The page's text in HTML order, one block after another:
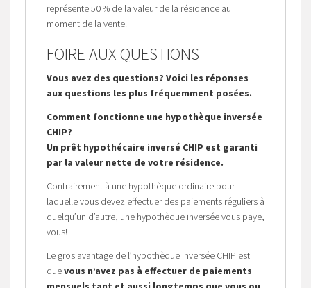
représente 50 % de la valeur de la résidence au
moment de la vente.
FOIRE AUX QUESTIONS
Vous avez des questions? Voici les réponses
aux questions les plus fréquemment posées.
Comment fonctionne une hypothèque inversée
CHIP?
Un prêt hypothécaire inversé CHIP est garanti
par la valeur nette de votre résidence.
Contrairement à une hypothèque ordinaire pour
laquelle vous devez effectuer des paiements réguliers à
quelqu’un d’autre, une hypothèque inversée vous paye,
vous!
Le gros avantage de l’hypothèque inversée CHIP est
quevous n’avez pas à effectuer de paiements